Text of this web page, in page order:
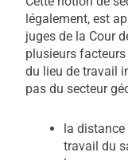
légalement, est
juges de la Cour
plusieurs
du lieu de travail
pas du secteur
la distance
travail du